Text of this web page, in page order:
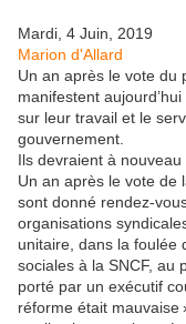
Mardi, 4 Juin, 2019
Marion d'Allard
Un an après le vote du
manifestent
sur leur travail et le
gouvernement.
Ils devraient à
Un an après le vote de
sont donné rendez-
organisations
unitaire, dans la foulée
sociales à la SNCF, au
porté par un exécutif
réforme était mauvaise